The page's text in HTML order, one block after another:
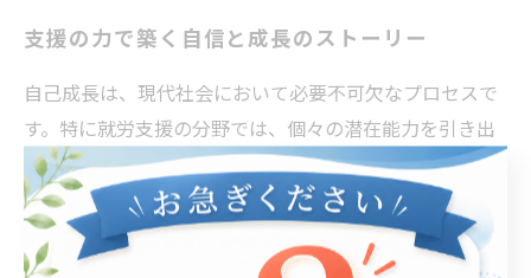
支援の力で築く自信と成長のストーリー
自己成長は、現代社会において必要不可欠なプロセスで
す。特に就労支援の分野では、個々の潜在能力を引き出
すための幅広い支援が重要です。例えば、キャリアカウ
ンセリングやスキルアップのための研修プログラムは、
個人が新たなスキルを習得する手助けとなります。ま
た、メンター制度を活用することで、経験豊富な専門家